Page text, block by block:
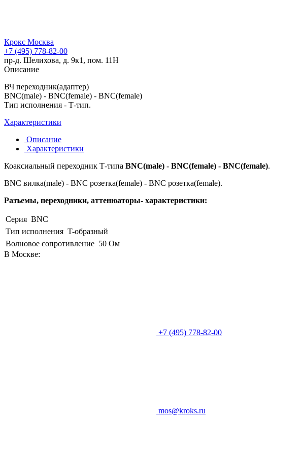
Крокс Москва
+7 (495) 778-82-00
пр-д. Шелихова, д. 9к1, пом. 11Н
Описание
ВЧ переходник(адаптер)
BNC(male) - BNC(female) - BNC(female)
Тип исполнения - Т-тип.
Характеристики
Описание
Характеристики
Коаксиальный переходник Т-типа BNC(male) - BNC(female) - BNC(female).
BNC вилка(male) - BNC розетка(female) - BNC розетка(female).
Разъемы, переходники, аттенюаторы- характеристики:
Серия BNC
Тип исполнения T-образный
Волновое сопротивление 50 Ом
В Москве:
+7 (495) 778-82-00
mos@kroks.ru